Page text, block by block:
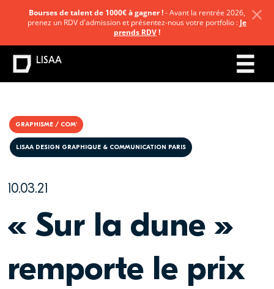
GRAPHISME / COM'
10.03.21
LISAA DESIGN GRAPHIQUE & COMMUNICATION PARIS
« Sur la dune »
remporte le prix
Bourses de talent de 1000€ à gagner !- Avant la rentrée 2026,
prenez un RDV d'admission et présentez-nous votre portfolio : Je
prends RDV!
LISAA